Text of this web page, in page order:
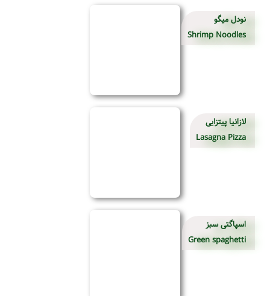
نودل میگو
Shrimp Noodles
لازانیا پیتزایی
Lasagna Pizza
اسپاگتی سبز
Green spaghetti